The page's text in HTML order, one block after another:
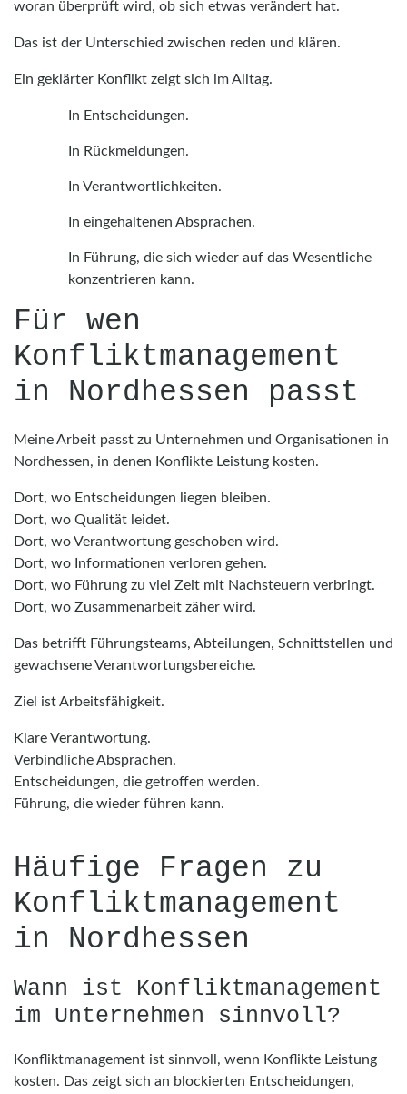
woran überprüft wird, ob sich etwas verändert hat.
Das ist der Unterschied zwischen reden und klären.
Ein geklärter Konflikt zeigt sich im Alltag.
In Entscheidungen.
In Rückmeldungen.
In Verantwortlichkeiten.
In eingehaltenen Absprachen.
In Führung, die sich wieder auf das Wesentliche
konzentrieren kann.
Für wen
Konfliktmanagement
in Nordhessen passt
Meine Arbeit passt zu Unternehmen und Organisationen in
Nordhessen, in denen Konflikte Leistung kosten.
Dort, wo Entscheidungen liegen bleiben.
Dort, wo Qualität leidet.
Dort, wo Verantwortung geschoben wird.
Dort, wo Informationen verloren gehen.
Dort, wo Führung zu viel Zeit mit Nachsteuern verbringt.
Dort, wo Zusammenarbeit zäher wird.
Das betrifft Führungsteams, Abteilungen, Schnittstellen und
gewachsene Verantwortungsbereiche.
Ziel ist Arbeitsfähigkeit.
Klare Verantwortung.
Verbindliche Absprachen.
Entscheidungen, die getroffen werden.
Führung, die wieder führen kann.
Häufige Fragen zu
Konfliktmanagement
in Nordhessen
Wann ist Konfliktmanagement
im Unternehmen sinnvoll?
Konfliktmanagement ist sinnvoll, wenn Konflikte Leistung
kosten. Das zeigt sich an blockierten Entscheidungen,